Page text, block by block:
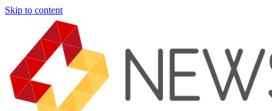
Skip to content